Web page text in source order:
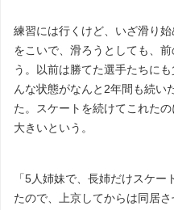
練習には行くけど、いざ滑り
をこいで、滑ろうとしても、
う。以前は勝てた選手たちに
んな状態がなんと2年間も続い
た。スケートを続けてこれた
大きいという。
「5人姉妹で、長姉だけスケ
たので、上京してからは同居